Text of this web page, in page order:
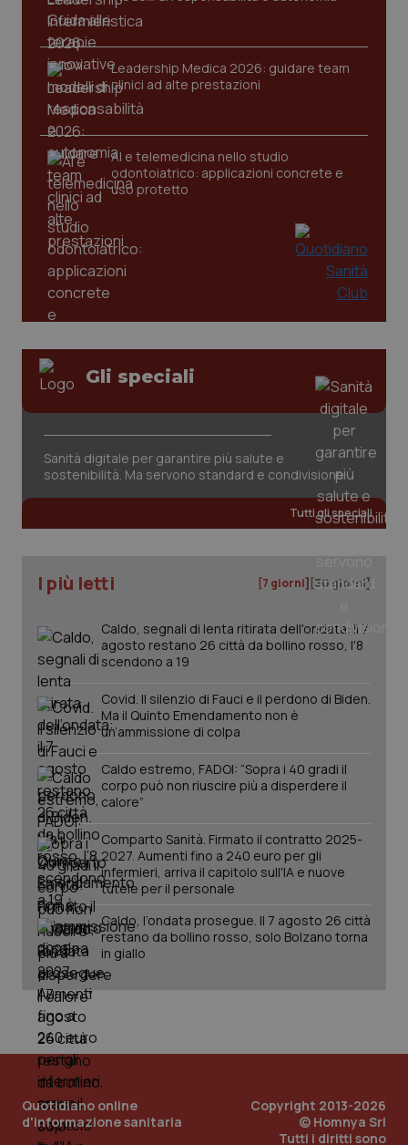
Leadership Medica 2026: guidare team
clinici ad alte prestazioni
AI e telemedicina nello studio
odontoiatrico: applicazioni concrete e
uso protetto
Gli speciali
Sanità digitale per garantire più salute e
sostenibilità. Ma servono standard e condivisione
Tutti gli speciali
I più letti [7 giorni] [30 giorni]
Caldo, segnali di lenta ritirata dell'ondata: il 7
agosto restano 26 città da bollino rosso, l'8
scendono a 19
Covid. Il silenzio di Fauci e il perdono di Biden.
Ma il Quinto Emendamento non è
un’ammissione di colpa
Caldo estremo, FADOI: “Sopra i 40 gradi il
corpo può non riuscire più a disperdere il
calore”
Comparto Sanità. Firmato il contratto 2025-
2027. Aumenti fino a 240 euro per gli
infermieri, arriva il capitolo sull'IA e nuove
tutele per il personale
Caldo, l’ondata prosegue. Il 7 agosto 26 città
restano da bollino rosso, solo Bolzano torna
in giallo
Quotidiano online
d'informazione sanitaria
Copyright 2013-2026
© Homnya Srl
Tutti i diritti sono
_ga
Google LLC
.quotidianosanita.it
PHPSESSID
PHP.net
_ga_KM60CM4NPH .quotidianosanita.it
Nome
_ga_0VMQEQKQ1N
viene
utilizzato
da Google
Analytics
Nome
VISITOR_INFO1_LIVE
.youtube.com
settimane